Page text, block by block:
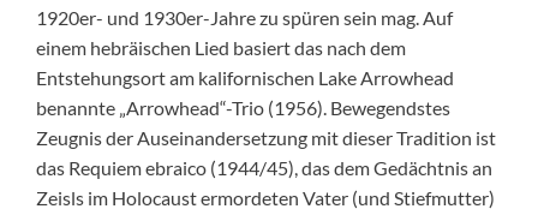
1920er- und 1930er-Jahre zu spüren sein mag. Auf
einem hebräischen Lied basiert das nach dem
Entstehungsort am kalifornischen Lake Arrowhead
benannte „Arrowhead“-Trio (1956). Bewegendstes
Zeugnis der Auseinandersetzung mit dieser Tradition ist
das Requiem ebraico (1944/45), das dem Gedächtnis an
Zeisls im Holocaust ermordeten Vater (und Stiefmutter)